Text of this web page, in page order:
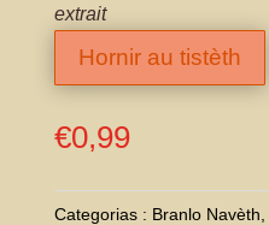
extrait
Hornir au tistèth
€0,99
Categorias : Branlo Navèth